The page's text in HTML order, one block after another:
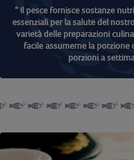
“ Il pesce fornisce sostanze
essenziali per la salute del
varietà delle preparazioni
facile assumerne la porzione
porzioni a